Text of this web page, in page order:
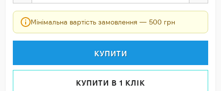
Мінімальна вартість замовлення — 500 грн
КУПИТИ
КУПИТИ В 1 КЛІК